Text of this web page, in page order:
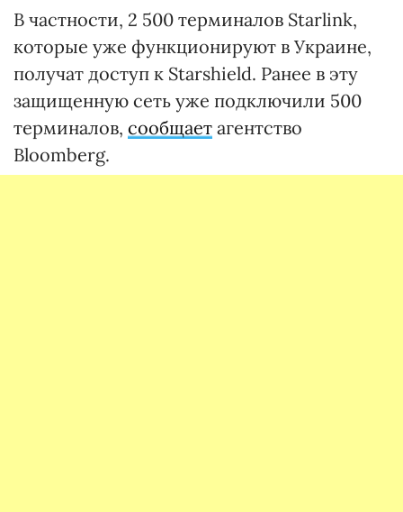
В частности, 2 500 терминалов Starlink,
которые уже функционируют в Украине,
получат доступ к Starshield. Ранее в эту
защищенную сеть уже подключили 500
терминалов, сообщает агентство
Bloomberg.